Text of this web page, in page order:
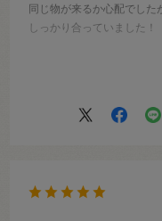
同じ物が来るか心配でした
しっかり合っていました！
予定より早く到着して余裕